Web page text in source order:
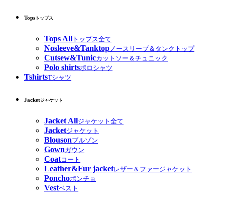
Tops トップス
Tops All トップス全て
Nosleeve&Tanktopノースリーブ＆タンクトップ
Cutsew&Tunicカットソー＆チュニック
Polo shirtsポロシャツ
TshirtsTシャツ
Jacketジャケット
Jacket Allジャケット全て
Jacketジャケット
Blousonブルゾン
Gownガウン
Coatコート
Leather&Fur jacketレザー＆ファージャケット
Ponchoポンチョ
Vestベスト